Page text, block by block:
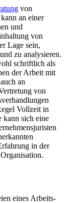
von
an einer
und
von
Lage sein,
zu analysieren.
schriftlich als
der Arbeit mit
an
von
Vollzeit in
kann sich eine
in der
eines Arbeits-